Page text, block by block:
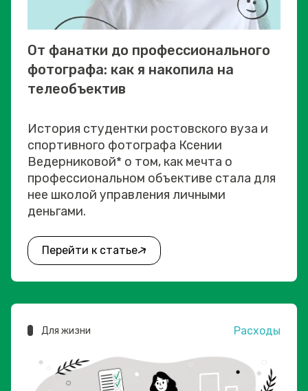
От фанатки до профессионального
фотографа: как я накопила на
телеобъектив
История студентки ростовского вуза и
спортивного фотографа Ксении
Ведерниковой* о том, как мечта о
профессиональном объективе стала для
нее школой управления личными
деньгами.
Перейти к статье
Для жизни Расходы